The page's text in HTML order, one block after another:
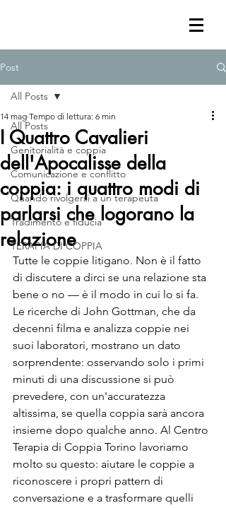
Post
All Posts
Genitorialità e coppia
Comunicazione e conflitto
Quando rivolgersi a un terapeuta
Tradimento e fiducia
TERAPIA DI COPPIA
All Posts
I Quattro Cavalieri
dell'Apocalisse della
coppia: i quattro modi di
parlarsi che logorano la
relazione
14 mag Tempo di lettura: 6 min
Tutte le coppie litigano. Non è il fatto
di discutere a dirci se una relazione sta
bene o no — è il modo in cui lo si fa.
Le ricerche di John Gottman, che da
decenni filma e analizza coppie nei
suoi laboratori, mostrano un dato
sorprendente: osservando solo i primi
minuti di una discussione si può
prevedere, con un'accuratezza
altissima, se quella coppia sarà ancora
insieme dopo qualche anno. Al Centro
Terapia di Coppia Torino lavoriamo
molto su questo: aiutare le coppie a
riconoscere i propri pattern di
conversazione e a trasformare quelli